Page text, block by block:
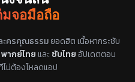
มจอมือถือ
ทย ซับไทย
ะครคุณธรรมยอดฮิต เนื้อหากระชับ
พากย์ไทยและ ซับไทยอัปเดตตอน
ไม่ต้องโหลดแอป